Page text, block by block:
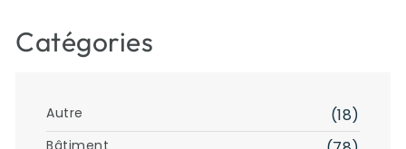
Catégories
Autre (18)